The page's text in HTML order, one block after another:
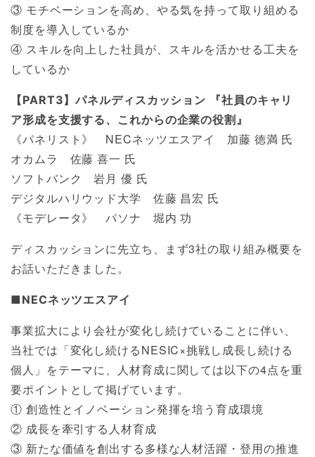
③ モチベーションを高め、やる気を持って取り組める
制度を導入しているか
④ スキルを向上した社員が、スキルを活かせる工夫を
しているか
【PART3】パネルディスカッション 『社員のキャリ
ア形成を支援する、これからの企業の役割』
《パネリスト》 NECネッツエスアイ 加藤 徳満 氏
オカムラ 佐藤 喜一 氏
ソフトバンク 岩月 優 氏
デジタルハリウッド大学 佐藤 昌宏 氏
《モデレータ》 パソナ 堀内 功
ディスカッションに先立ち、まず3社の取り組み概要を
お話いただきました。
■NECネッツエスアイ
事業拡大により会社が変化し続けていることに伴い、
当社では「変化し続けるNESIC×挑戦し成長し続ける
個人」をテーマに、人材育成に関しては以下の4点を重
要ポイントとして掲げています。
① 創造性とイノベーション発揮を培う育成環境
② 成長を牽引する人材育成
③ 新たな価値を創出する多様な人材活躍・登用の推進